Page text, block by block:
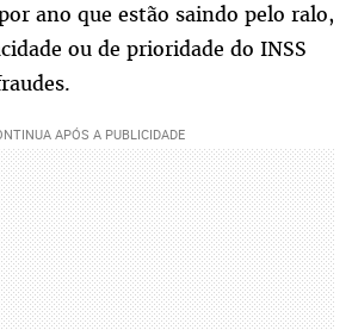
ano que estão saindo pelo ralo,
ou de prioridade do INSS